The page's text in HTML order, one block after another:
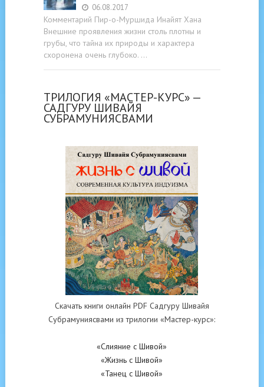
06.08.2017
Комментарий Пир-о-Муршида Инайят Хана
Внешние проявления жизни столь плотны и
грубы, что тайна их природы и характера
схоронена очень глубоко. …
ТРИЛОГИЯ «МАСТЕР-КУРС» —
САДГУРУ ШИВАЙЯ
СУБРАМУНИЯСВАМИ
Скачать книги онлайн PDF Садгуру Шивайя
Субрамуниясвами из трилогии «Мастер-курс»:
«Слияние с Шивой»
«Жизнь с Шивой»
«Танец с Шивой»